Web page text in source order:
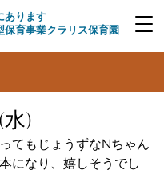
あります
保育事業クラリス保育園
)
てもじょうずなNちゃん
になり、嬉しそうでし